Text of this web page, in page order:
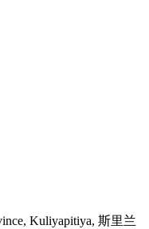
Kuliyapitiya, 斯里兰